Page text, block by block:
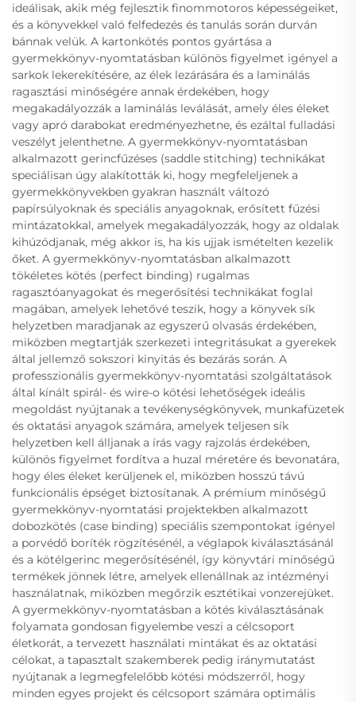
ideálisak, akik még fejlesztik finommotoros képességeiket,
és a könyvekkel való felfedezés és tanulás során durván
bánnak velük. A kartonkötés pontos gyártása a
gyermekkönyv-nyomtatásban különös figyelmet igényel a
sarkok lekerekítésére, az élek lezárására és a laminálás
ragasztási minőségére annak érdekében, hogy
megakadályozzák a laminálás leválását, amely éles éleket
vagy apró darabokat eredményezhetne, és ezáltal fulladási
veszélyt jelenthetne. A gyermekkönyv-nyomtatásban
alkalmazott gerincfűzéses (saddle stitching) technikákat
speciálisan úgy alakították ki, hogy megfeleljenek a
gyermekkönyvekben gyakran használt változó
papírsúlyoknak és speciális anyagoknak, erősített fűzési
mintázatokkal, amelyek megakadályozzák, hogy az oldalak
kihúzódjanak, még akkor is, ha kis ujjak ismételten kezelik
őket. A gyermekkönyv-nyomtatásban alkalmazott
tökéletes kötés (perfect binding) rugalmas
ragasztóanyagokat és megerősítési technikákat foglal
magában, amelyek lehetővé teszik, hogy a könyvek sík
helyzetben maradjanak az egyszerű olvasás érdekében,
miközben megtartják szerkezeti integritásukat a gyerekek
által jellemző sokszori kinyitás és bezárás során. A
professzionális gyermekkönyv-nyomtatási szolgáltatások
által kínált spirál- és wire-o kötési lehetőségek ideális
megoldást nyújtanak a tevékenységkönyvek, munkafüzetek
és oktatási anyagok számára, amelyek teljesen sík
helyzetben kell álljanak a írás vagy rajzolás érdekében,
különös figyelmet fordítva a huzal méretére és bevonatára,
hogy éles éleket kerüljenek el, miközben hosszú távú
funkcionális épséget biztosítanak. A prémium minőségű
gyermekkönyv-nyomtatási projektekben alkalmazott
dobozkötés (case binding) speciális szempontokat igényel
a porvédő boríték rögzítésénél, a véglapok kiválasztásánál
és a kötélgerinc megerősítésénél, így könyvtári minőségű
termékek jönnek létre, amelyek ellenállnak az intézményi
használatnak, miközben megőrzik esztétikai vonzerejüket.
A gyermekkönyv-nyomtatásban a kötés kiválasztásának
folyamata gondosan figyelembe veszi a célcsoport
életkorát, a tervezett használati mintákat és az oktatási
célokat, a tapasztalt szakemberek pedig iránymutatást
nyújtanak a legmegfelelőbb kötési módszerről, hogy
minden egyes projekt és célcsoport számára optimális